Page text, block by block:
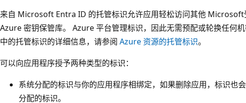
来自 Microsoft Entra ID 的托管标识允许应用轻松访问其他 Microsoft
Azure 密钥保管库。 Azure 平台管理标识，因此无需预配或轮换任何
中的托管标识的详细信息，请参阅 Azure 资源的托管标识。
可以向应用程序授予两种类型的标识：
系统分配的标识与你的应用程序相绑定，如果删除应用，标识也
分配的标识。